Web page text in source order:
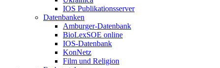
IOS Publikationsserver
Datenbanken
Amburger-Datenbank
BioLexSOE online
IOS-Datenbank
KonNetz
Film und Religion